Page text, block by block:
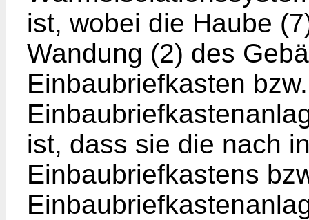
ist, wobei die Haube
Wandung (2) des
Einbaubriefkasten
ist, dass sie die nach
Einbaubriefkastens